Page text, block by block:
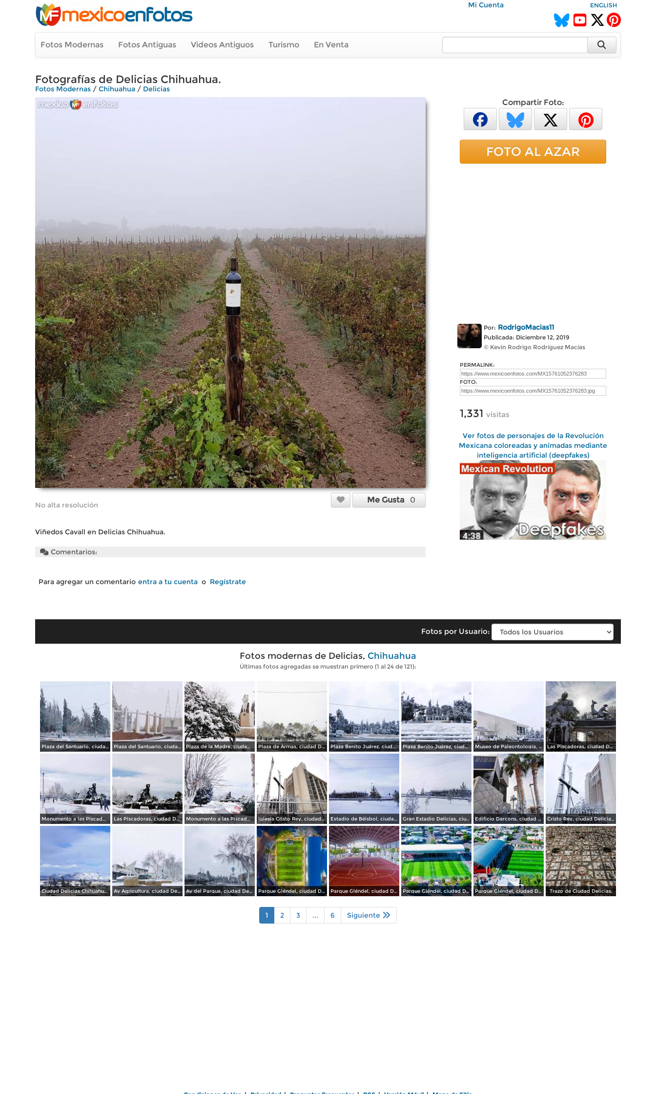
Mi Cuenta ENGLISH
Fotos Modernas Fotos Antiguas Videos Antiguos Turismo En Venta
Fotografías de Delicias Chihuahua.
Fotos Modernas / Chihuahua / Delicias
No alta resolución
Me Gusta 0
Viñedos Cavall en Delicias Chihuahua.
Comentarios:
Para agregar un comentario entra a tu cuenta o Regístrate
Compartir Foto:
FOTO AL AZAR
Por: RodrigoMacias11
Publicada: Diciembre 12, 2019
© Kevin Rodrigo Rodríguez Macías
PERMALINK:
FOTO:
1,331 visitas
Ver fotos de personajes de la Revolución
Mexicana coloreadas y animadas mediante
inteligencia artificial (deepfakes)
Fotos por Usuario:
Fotos modernas de Delicias, Chihuahua
Últimas fotos agregadas se muestran primero (1 al 24 de 121):
Plaza del Santuario, ciudad Delicias Chihuahua. Plaza del Santuario, ciudad Delicias. Plaza de la Madre, ciudad Delicias. Plaza de Armas, ciudad Delicias. Plaza Benito Juárez, ciudad Delicias Chihuahua. Plaza Benito Juárez, ciudad Delicias. Museo de Paleontología, ciudad Delicias. Las Piscadoras, ciudad Delicias Chihuahua.
Monumento a las Piscadoras, ciudad Delicias Chihuahua. Las Piscadoras, ciudad Delicias. Monumento a las Piscadoras, ciudad Delicias. Iglesia Cristo Rey, ciudad Delicias. Estadio de Béisbol, ciudad Delicias. Gran Estadio Delicias, ciudad Delicias. Edificio Darcons, ciudad Delicias. Cristo Rey, ciudad Delicias.
Ciudad Delicias Chihuahua en Invierno. Av Agricultura, ciudad Delicias. Av del Parque, ciudad Delicias. Parque Gléndel, ciudad Delicias. Parque Gléndel, ciudad Delicias Chihuahua. Parque Gléndel, ciudad Delicias Chihuahua. Parque Gléndel, ciudad Delicias. Trazo de Ciudad Delicias.
1 2 3 ... 6 Siguiente